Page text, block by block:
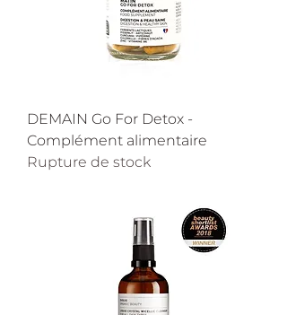
DEMAIN Go For Detox -
Complément alimentaire
Rupture de stock